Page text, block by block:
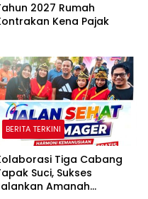
2027 Rumah
Kena Pajak
BERITA TERKINI
Tiga Cabang
Suci, Sukses
Amanah